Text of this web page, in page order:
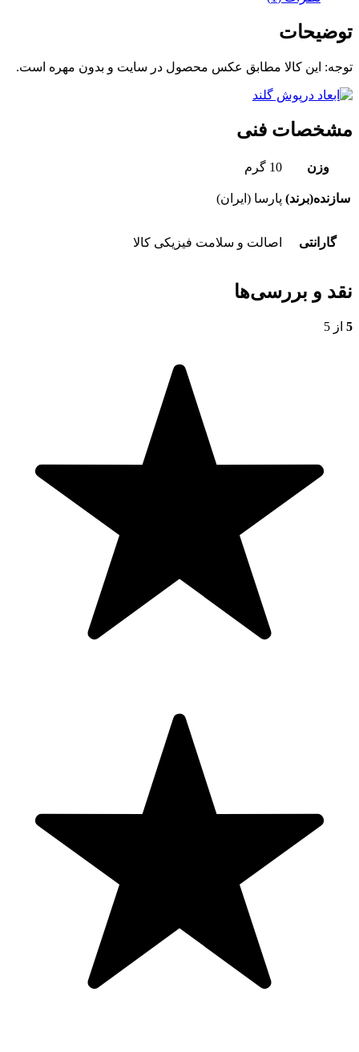
توضیحات
توجه: این کالا مطابق عکس محصول در سایت و بدون مهره است.
مشخصات فنی
وزن 10 گرم
سازنده(برند) پارسا (ایران)
گارانتی اصالت و سلامت فیزیکی کالا
نقد و بررسی‌ها
5 از 5